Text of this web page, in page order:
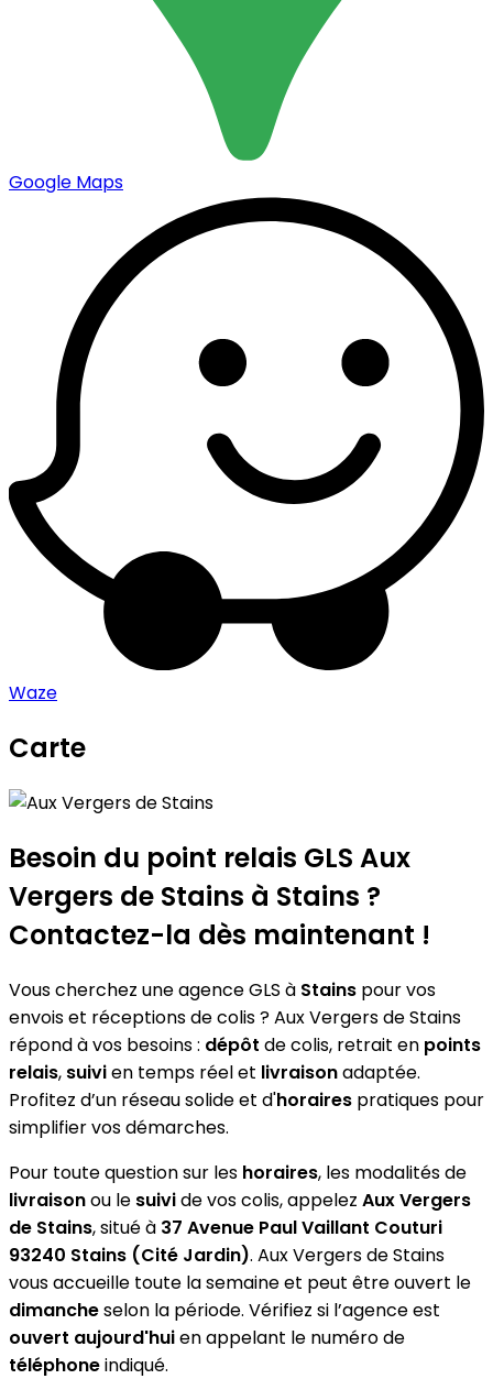
Google Maps
Waze
Carte
Aux Vergers de Stains
+
−
Besoin du point relais GLS Aux
Vergers de Stains à Stains ?
Contactez-la dès maintenant !
Vous cherchez une agence GLS à Stains pour vos
envois et réceptions de colis ? Aux Vergers de Stains
répond à vos besoins : dépôt de colis, retrait en points
relais, suivien temps réel et livraisonadaptée.
Profitez d’un réseau solide et d'horaires pratiques pour
simplifier vos démarches.
Pour toute question sur les horaires, les modalités de
livraisonou le suivide vos colis, appelez Aux Vergers
de Stains, situé à 37 Avenue Paul Vaillant Couturi
93240 Stains (Cité Jardin). Aux Vergers de Stains
vous accueille toute la semaine et peut être ouvert le
dimancheselon la période. Vérifiez si l’agence est
ouvert aujourd'huien appelant le numéro de
téléphoneindiqué.